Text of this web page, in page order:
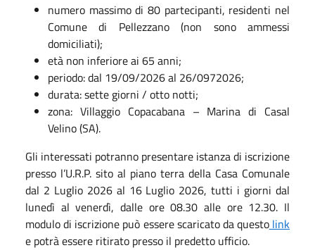
numero massimo di 80 partecipanti, residenti nel
Comune di Pellezzano (non sono ammessi
domiciliati);
età non inferiore ai 65 anni;
periodo: dal 19/09/2026 al 26/0972026;
durata: sette giorni / otto notti;
zona: Villaggio Copacabana – Marina di Casal
Velino (SA).
Gli interessati potranno presentare istanza di iscrizione
presso l’U.R.P. sito al piano terra della Casa Comunale
dal 2 Luglio 2026 al 16 Luglio 2026, tutti i giorni dal
lunedì al venerdì, dalle ore 08.30 alle ore 12.30. Il
modulo di iscrizione può essere scaricato da questolink
e potrà essere ritirato presso il predetto ufficio.